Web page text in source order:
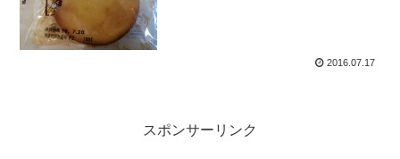
2016.07.17
スポンサーリンク